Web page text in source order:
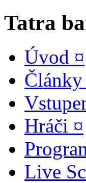
Tatra
Úvod ¤
Články
Hráči ¤
Live